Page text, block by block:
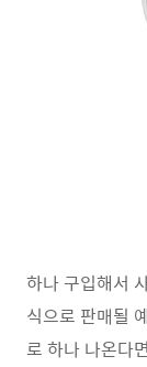
하나 구입해서
식으로 판매될
로 하나 나온다